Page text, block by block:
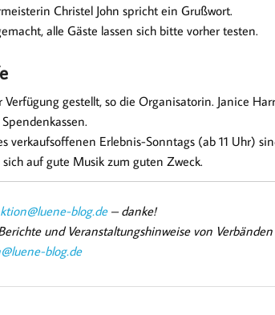
Christel John spricht ein Grußwort.
alle Gäste lassen sich bitte vorher testen.
gestellt, so die Organisatorin. Janice
verkaufsoffenen Erlebnis-Sonntags (ab 11 Uhr)
auf gute Musik zum guten Zweck.
blog.de– danke!
und Veranstaltungshinweise von
blog.de